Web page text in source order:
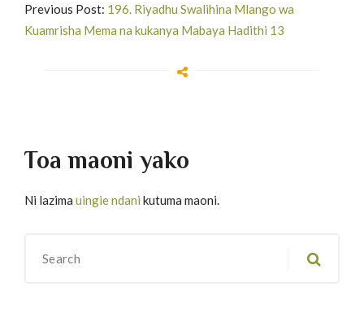
Previous Post: 196. Riyadhu Swalihina Mlango wa
Kuamrisha Mema na kukanya Mabaya Hadithi 13
Toa maoni yako
Ni lazima uingie ndani kutuma maoni.